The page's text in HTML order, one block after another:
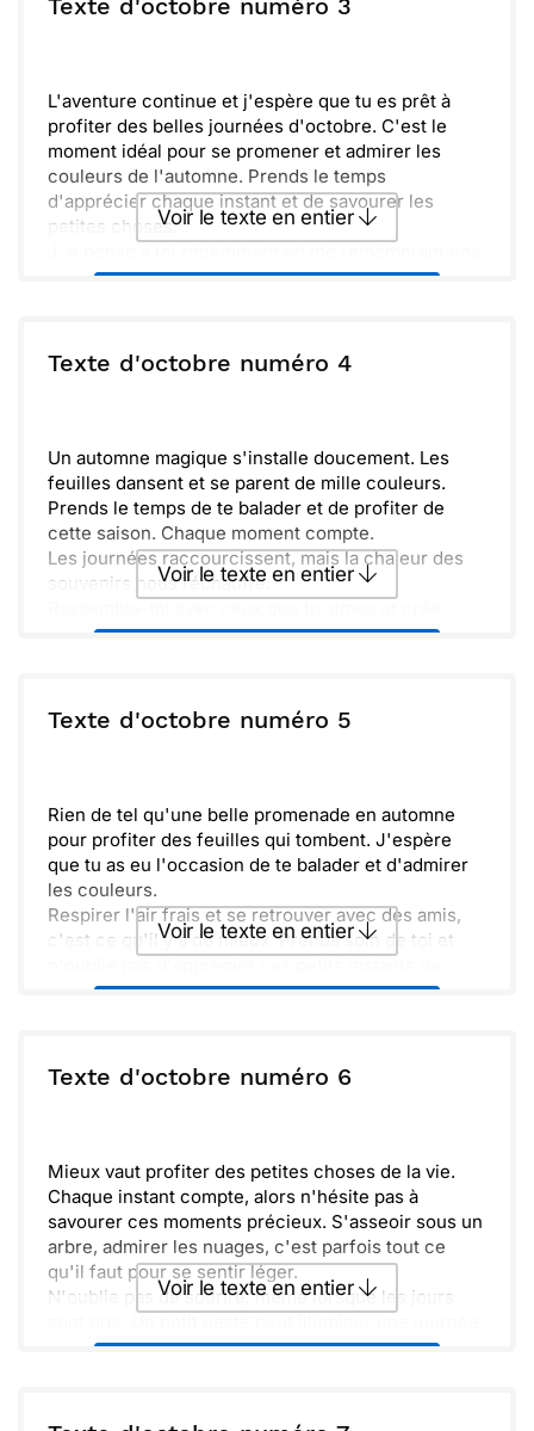
Texte d'octobre numéro 3
L'aventure continue et j'espère que tu es prêt à
profiter des belles journées d'octobre. C'est le
moment idéal pour se promener et admirer les
couleurs de l'automne. Prends le temps
d'apprécier chaque instant et de savourer les
petites choses.
quelques sorties en pleine nature. Je me rappelle
moments.
N'oublie pas de prendre soin de toi. Je suis
À très bientôt !
Voir le texte en entier
ou : Copier Recevoir par mail
Texte d'octobre numéro 4
Un automne magique s'installe doucement. Les
feuilles dansent et se parent de mille couleurs.
Prends le temps de te balader et de profiter de
cette saison. Chaque moment compte.
Les journées raccourcissent, mais la chaleur des
souvenirs nous réchauffe.
encore plus de souvenirs précieux.
Voir le texte en entier
ou : Copier Recevoir par mail
Texte d'octobre numéro 5
Rien de tel qu'une belle promenade en automne
pour profiter des feuilles qui tombent. J'espère
que tu as eu l'occasion de te balader et d'admirer
les couleurs.
Respirer l'air frais et se retrouver avec des amis,
c'est ce qu'il y a de mieux. Prends soin de toi et
bonheur.
Voir le texte en entier
ou : Copier Recevoir par mail
Texte d'octobre numéro 6
Mieux vaut profiter des petites choses de la vie.
Chaque instant compte, alors n'hésite pas à
savourer ces moments précieux. S'asseoir sous un
arbre, admirer les nuages, c'est parfois tout ce
qu'il faut pour se sentir léger.
N'oublie pas de sourire, même lorsque les jours
La vie est comme un fil, tissée de douceurs et de
t'entoure. Les rires d'amis, les câlins d'un proche,
Voir le texte en entier